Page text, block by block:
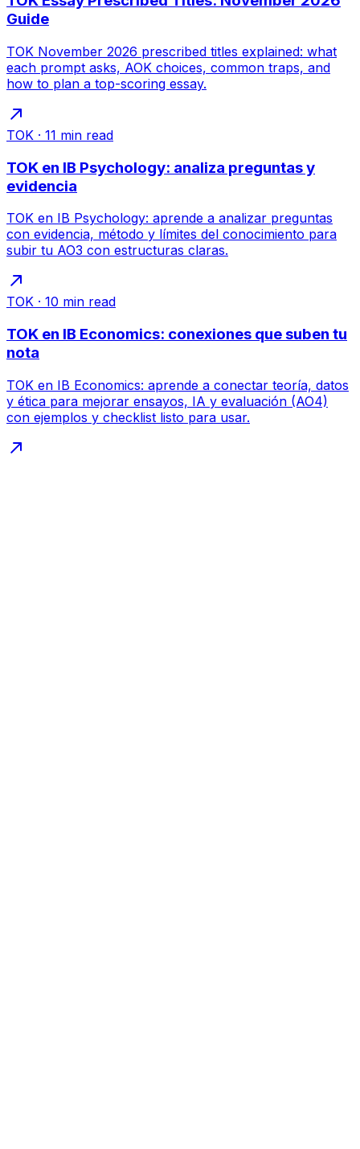
Guide
TOK November 2026 prescribed titles explained: what
each prompt asks, AOK choices, common traps, and
how to plan a top-scoring essay.
TOK · 11 min read
TOK en IB Psychology: analiza preguntas y
evidencia
TOK en IB Psychology: aprende a analizar preguntas
con evidencia, método y límites del conocimiento para
subir tu AO3 con estructuras claras.
TOK · 10 min read
TOK en IB Economics: conexiones que suben tu
nota
TOK en IB Economics: aprende a conectar teoría, datos
y ética para mejorar ensayos, IA y evaluación (AO4)
con ejemplos y checklist listo para usar.